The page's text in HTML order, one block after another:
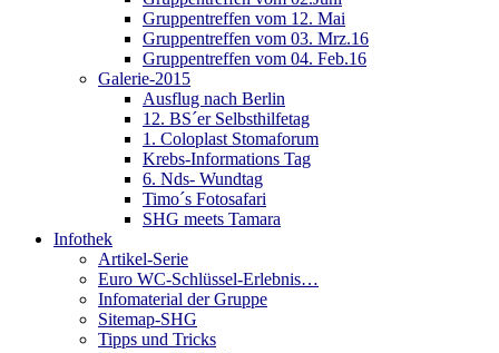
Gruppentreffen vom 12. Mai
Gruppentreffen vom 03. Mrz.16
Gruppentreffen vom 04. Feb.16
Galerie-2015
Ausflug nach Berlin
12. BS´er Selbsthilfetag
1. Coloplast Stomaforum
Krebs-Informations Tag
6. Nds- Wundtag
Timo´s Fotosafari
SHG meets Tamara
Infothek
Artikel-Serie
Euro WC-Schlüssel-Erlebnis…
Infomaterial der Gruppe
Sitemap-SHG
Tipps und Tricks